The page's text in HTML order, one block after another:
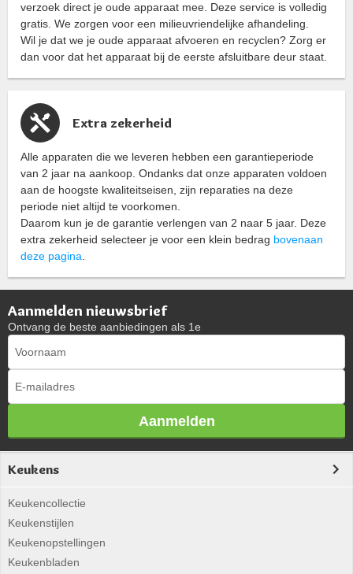
verzoek direct je oude apparaat mee. Deze service is volledig
gratis. We zorgen voor een milieuvriendelijke afhandeling.
Wil je dat we je oude apparaat afvoeren en recyclen? Zorg er
dan voor dat het apparaat bij de eerste afsluitbare deur staat.
Extra zekerheid
Alle apparaten die we leveren hebben een garantieperiode
van 2 jaar na aankoop. Ondanks dat onze apparaten voldoen
aan de hoogste kwaliteitseisen, zijn reparaties na deze
periode niet altijd te voorkomen.
Daarom kun je de garantie verlengen van 2 naar 5 jaar. Deze
extra zekerheid selecteer je voor een klein bedrag bovenaan
deze pagina
Aanmelden nieuwsbrief
Ontvang de beste aanbiedingen als 1e
Aanmelden
Keukens
Keukencollectie
Keukenstijlen
Keukenopstellingen
Keukenbladen